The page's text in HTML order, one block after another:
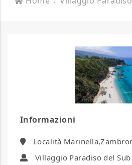
Informazioni
Località
Villaggio Paradiso del Sub